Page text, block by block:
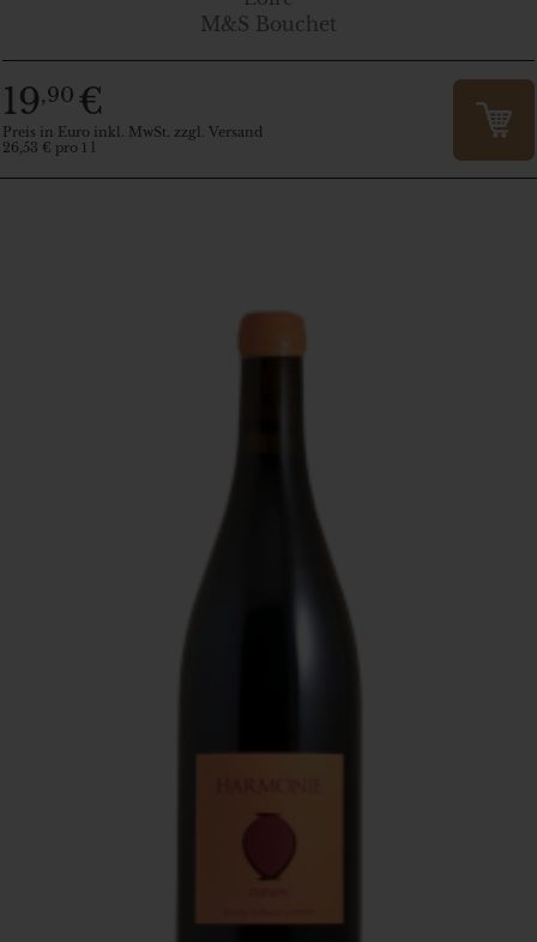
M&S Bouchet
19,90 €
Preis in Euro inkl. MwSt. zzgl. Versand
26,53 € pro 1 l